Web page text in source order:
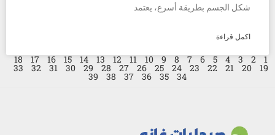
شكل الجسم بطريقة أسرع، يعتمد
اكمل قراءة
1
2
3
4
5
6
7
8
9
10
11
12
13
14
15
16
17
18
19
20
21
22
23
24
25
26
27
28
29
30
31
32
33
34
35
36
37
38
39